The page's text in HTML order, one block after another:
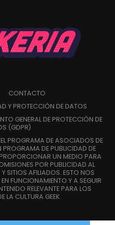
deseo a cambio de
En tanto que
del anime,
detrás del sistema de las
CONTACTO
Y PROTECCIÓN DE DATOS
GENERAL DE PROTECCIÓN DE
(GDPR)
PROGRAMA DE ASOCIADOS DE
PROGRAMA DE PUBLICIDAD DE
UN MEDIO PARA
POR PUBLICIDAD AL
SITIOS AFILIADOS. ESTO NOS
FUNCIONAMIENTO Y A SEGUIR
RELEVANTE PARA LOS
LA CULTURA GEEK.